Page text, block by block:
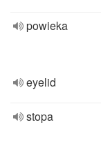
powieka
eyelid
stopa